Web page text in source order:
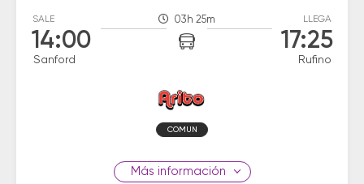
SALE
14:00
Sanford
03h 25m LLEGA
17:25
Rufino
COMUN
información